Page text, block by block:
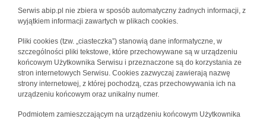
Serwis abip.pl nie zbiera w sposób automatyczny żadnych informacji, z
wyjątkiem informacji zawartych w plikach cookies.
Pliki cookies (tzw. „ciasteczka”) stanowią dane informatyczne, w
szczególności pliki tekstowe, które przechowywane są w urządzeniu
końcowym Użytkownika Serwisu i przeznaczone są do korzystania ze
stron internetowych Serwisu. Cookies zazwyczaj zawierają nazwę
strony internetowej, z której pochodzą, czas przechowywania ich na
urządzeniu końcowym oraz unikalny numer.
Podmiotem zamieszczającym na urządzeniu końcowym Użytkownika